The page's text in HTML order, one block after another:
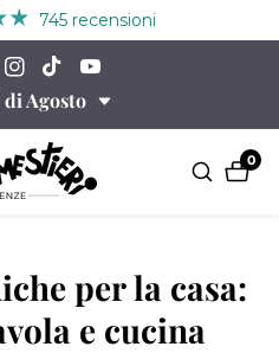
745 recensioni
Instagram
TikTokYouTube
Agosto
00
per la casa:
e cucina